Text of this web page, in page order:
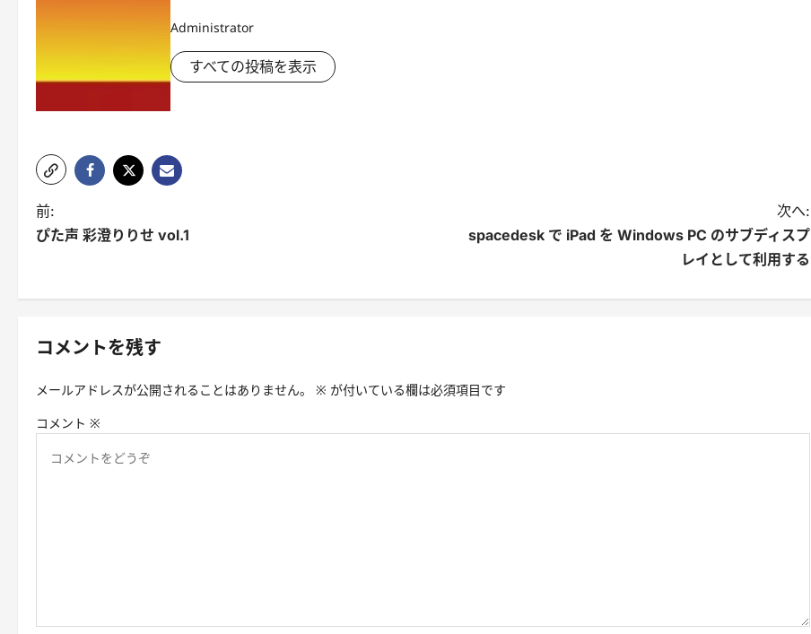
Administrator
すべての投稿を表示
投
稿
ゲ
ョ
前:
ぴた声 彩澄りりせ vol.1
次へ:
spacedesk で iPad を Windows PC のサブディスプ
レイとして利用する
コメントを残す
メールアドレスが公開されることはありません。 ※ が付いている欄は必須項目です
コメント ※